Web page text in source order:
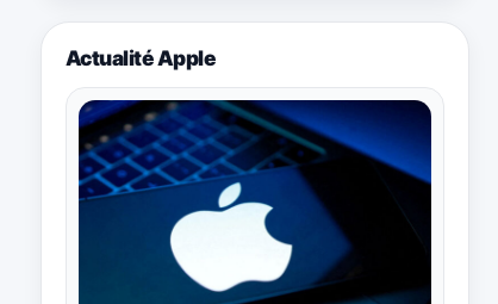
Actualité Apple